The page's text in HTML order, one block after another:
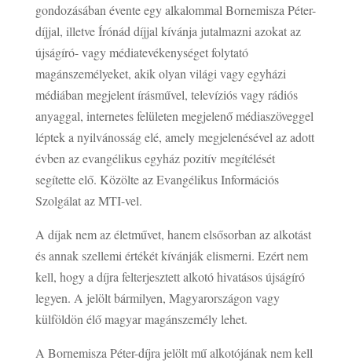
gondozásában évente egy alkalommal Bornemisza Péter-
díjjal, illetve Írónád díjjal kívánja jutalmazni azokat az
újságíró- vagy médiatevékenységet folytató
magánszemélyeket, akik olyan világi vagy egyházi
médiában megjelent írásművel, televíziós vagy rádiós
anyaggal, internetes felületen megjelenő médiaszöveggel
léptek a nyilvánosság elé, amely megjelenésével az adott
évben az evangélikus egyház pozitív megítélését
segítette elő. Közölte az Evangélikus Információs
Szolgálat az MTI-vel.
A díjak nem az életművet, hanem elsősorban az alkotást
és annak szellemi értékét kívánják elismerni. Ezért nem
kell, hogy a díjra felterjesztett alkotó hivatásos újságíró
legyen. A jelölt bármilyen, Magyarországon vagy
külföldön élő magyar magánszemély lehet.
A Bornemisza Péter-díjra jelölt mű alkotójának nem kell